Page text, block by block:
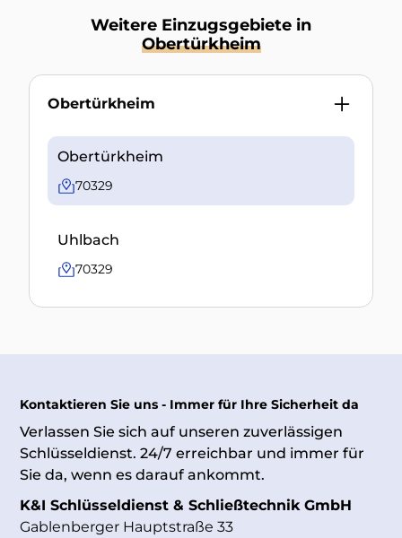
Weitere Einzugsgebiete in
Obertürkheim
Obertürkheim
Obertürkheim
70329
Uhlbach
70329
Kontaktieren Sie uns - Immer für Ihre Sicherheit da
Verlassen Sie sich auf unseren zuverlässigen
Schlüsseldienst. 24/7 erreichbar und immer für
Sie da, wenn es darauf ankommt.
K&I Schlüsseldienst & Schließtechnik GmbH
Gablenberger Hauptstraße 33